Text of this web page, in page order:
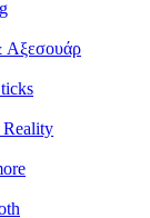
Αξεσουάρ